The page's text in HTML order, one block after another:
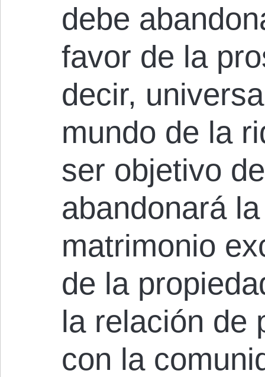
debe
favor de la
decir,
mundo de la
ser objetivo
abandonará
matrimonio
de la
la relación de
con la